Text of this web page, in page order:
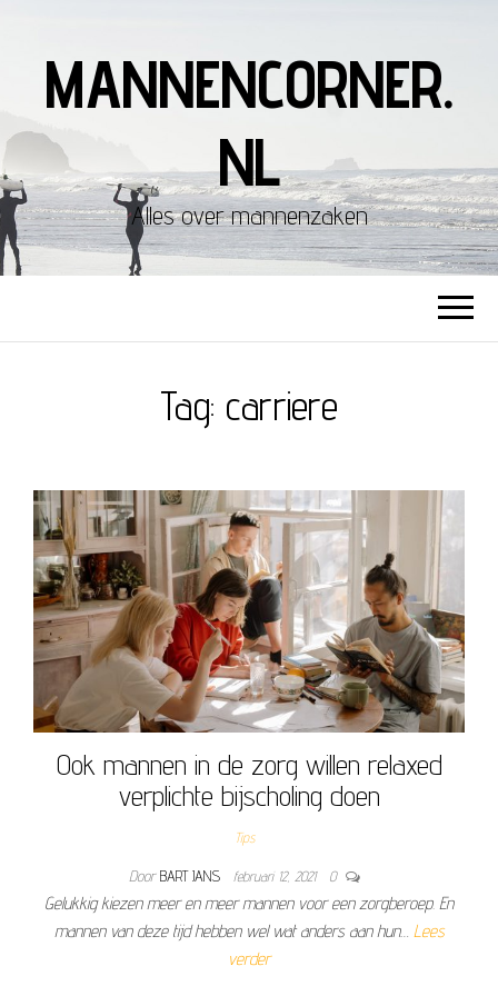
MANNENCORNER.
NL
Alles over mannenzaken
Tag: carriere
Ook mannen in de zorg willen relaxed
verplichte bijscholing doen
Tips
Door BART JANS februari 12, 2021 0
Gelukkig kiezen meer en meer mannen voor een zorgberoep. En
mannen van deze tijd hebben wel wat anders aan hun… Lees
verder